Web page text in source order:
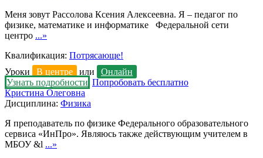
Меня зовут Рассолова Ксения Алексеевна. Я – педагог по
физике, математике и информатике Федеральной сети
центро ...»
Квалификация: Потрясающе!
Уроки
В центре или
Онлайн
Узнать подробности Попробовать бесплатно
Кристина Олеговна
Дисциплина: Физика
Я преподаватель по физике Федерального образовательного
сервиса «ИнПро». Являюсь также действующим учителем в
МБОУ &l ...»